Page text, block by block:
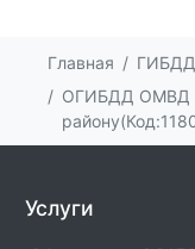
РЭО-4 МРЭО
Отделение
ЧР(Код:1196004)
РЭО-3 МРЭО
Главная
ГИБДД
ОГИБДД ОМВД
Услуги